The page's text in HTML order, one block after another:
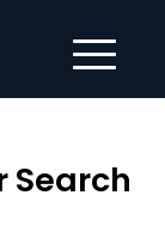
Search